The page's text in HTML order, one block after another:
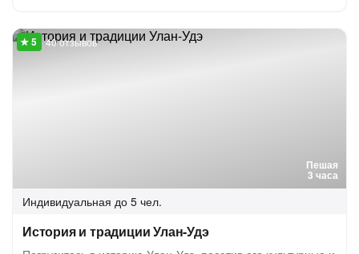
Пешая
3 часа
40 отзывов
Индивидуальная до 5 чел.
История и традиции Улан-Удэ